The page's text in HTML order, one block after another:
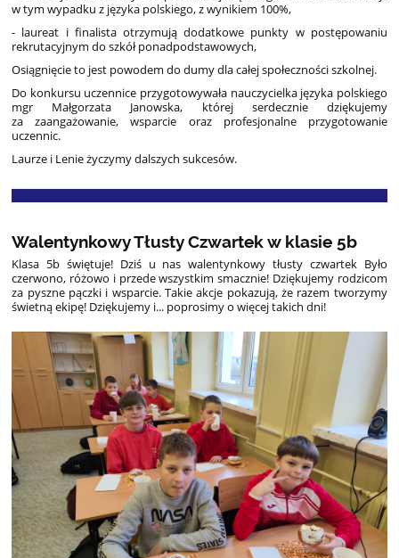
w tym wypadku z języka polskiego, z wynikiem 100%,
- laureat i finalista otrzymują dodatkowe punkty w postępowaniu
rekrutacyjnym do szkół ponadpodstawowych,
Osiągnięcie to jest powodem do dumy dla całej społeczności szkolnej.
Do konkursu uczennice przygotowywała nauczycielka języka polskiego
mgr Małgorzata Janowska, której serdecznie dziękujemy
za zaangażowanie, wsparcie oraz profesjonalne przygotowanie
uczennic.
Laurze i Lenie życzymy dalszych sukcesów.
Walentynkowy Tłusty Czwartek w klasie 5b
Klasa 5b świętuje! Dziś u nas walentynkowy tłusty czwartek ️ Było
czerwono, różowo i przede wszystkim smacznie! Dziękujemy rodzicom
za pyszne pączki i wsparcie. Takie akcje pokazują, że razem tworzymy
świetną ekipę! Dziękujemy i... poprosimy o więcej takich dni!